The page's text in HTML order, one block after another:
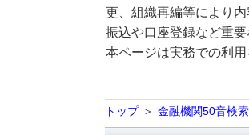
更、組織再編等により内
振込や口座登録など重
本ページは実務での利
トップ 金融機関50音検索